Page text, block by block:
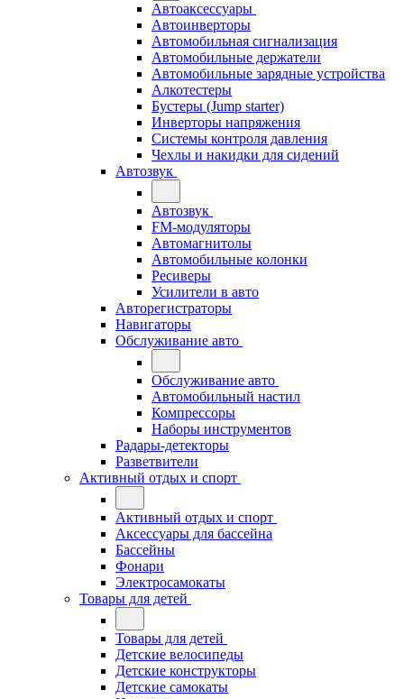
Автоаксессуары
Автоинверторы
Автомобильная сигнализация
Автомобильные держатели
Автомобильные зарядные устройства
Алкотестеры
Бустеры (Jump starter)
Инверторы напряжения
Системы контроля давления
Чехлы и накидки для сидений
Автозвук
Автозвук
FM-модуляторы
Автомагнитолы
Автомобильные колонки
Ресиверы
Усилители в авто
Авторегистраторы
Навигаторы
Обслуживание авто
Обслуживание авто
Автомобильный настил
Компрессоры
Наборы инструментов
Радары-детекторы
Разветвители
Активный отдых и спорт
Активный отдых и спорт
Аксессуары для бассейна
Бассейны
Фонари
Электросамокаты
Товары для детей
Товары для детей
Детские велосипеды
Детские конструкторы
Детские самокаты